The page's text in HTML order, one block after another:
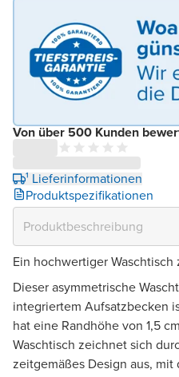
Von über 500 Kunden
¹ Lieferinformationen
Produktspezifikationen
Ein hochwertiger Waschtisch
Dieser asymmetrische
integriertem Aufsatzbecken
hat eine Randhöhe von 1,5
Waschtisch zeichnet sich
zeitgemäßes Design aus,